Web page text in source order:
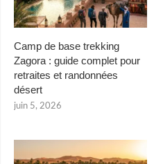
Camp de base trekking
Zagora : guide complet pour
retraites et randonnées
désert
juin 5, 2026